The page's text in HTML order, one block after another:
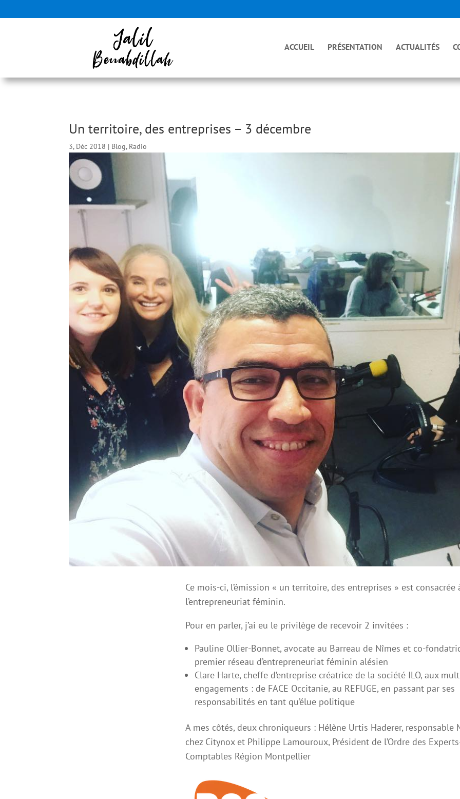
ACCUEIL PRÉSENTATION ACTUALITÉS
Un territoire, des entreprises – 3 décembre
3, Déc 2018 | Blog, Radio
Ce mois-ci, l’émission « un territoire, des entreprises » est consacrée
l’entrepreneuriat féminin.
Pour en parler, j’ai eu le privilège de recevoir 2 invitées :
Pauline Ollier-Bonnet, avocate au Barreau de Nîmes et co-
premier réseau d’entrepreneuriat féminin alésien
Clare Harte, cheffe d’entreprise créatrice de la société ILO, aux
engagements : de FACE Occitanie, au REFUGE, en passant par ses
responsabilités en tant qu’élue politique
A mes côtés, deux chroniqueurs : Hélène Urtis Haderer, responsable
chez Citynox et Philippe Lamouroux, Président de l’Ordre des
Comptables Région Montpellier